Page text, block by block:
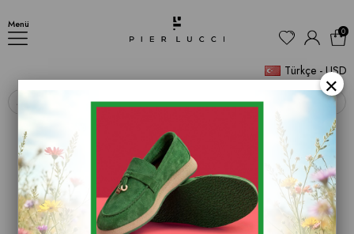
Menü
Türkçe - USD
0
‹ ›
×